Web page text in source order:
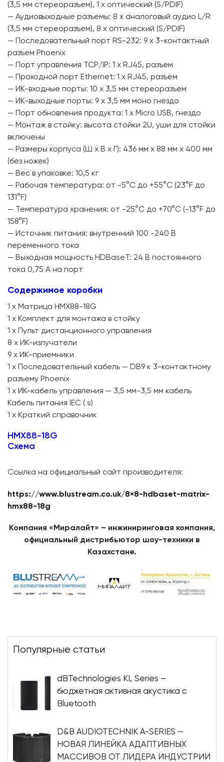
(3,5 мм стереоразъем), 1 x оптический (S/PDIF)
— Аудиовыходные разъемы: 8 x аналоговый аудио L/R
(3,5 мм стереоразъем), 8 x оптический (S/PDIF)
— Последовательный порт RS-232: 9 x 3-контактный
разъем Phoenix
— Порт управления TCP/IP: 1 x RJ45, разъем
— Проходной порт Ethernet: 1 x RJ45, разъем
— ИК-входные порты: 10 x 3,5 мм стереоразъем
— ИК-выходные порты: 9 x 3,5 мм моно гнездо
— Порт обновления продукта: 1 x Micro USB, гнездо
— Монтаж в стойку: высота стойки 2U, уши для стойки
включены
— Размеры корпуса (Ш x В x Г): 436 мм x 88 мм x 400 мм
(без ножек)
— Вес в упаковке: 10,5 кг
— Рабочая температура: от -5°C до +55°C (23°F до
131°F)
— Температура хранения: от -25°C до +70°C (-13°F до
158°F)
— Источник питания: внутренний 100 -240 В
переменного тока
— Выходная мощность HDBaseT: 24 В постоянного
тока 0,75 А на порт
Содержимое коробки
1 x Матрица HMX88-18G
1 x Комплект для монтажа в стойку
1 x Пульт дистанционного управления
8 x ИК-излучатели
9 x ИК-приемники
1 x Последовательный кабель — DB9 к 3-контактному
разъему Phoenix
1 x ИК-кабель управления — 3,5 мм-3,5 мм кабель
Кабель питания IEC ( s)
1 x Краткий справочник
HMX88-18G
Схема
Ссылка на официальный сайт производителя:
https://www.blustream.co.uk/8×8-hdbaset-matrix-
hmx88-18g
Компания «Миралайт» – инжиниринговая компания,
официальный дистрибьютор шоу-техники в
Казахстане.
Популярные статьи
dBTechnologies KL Series –
бюджетная активная акустика с
Bluetooth
D&B AUDIOTECHNIK A-SERIES —
НОВАЯ ЛИНЕЙКА АДАПТИВНЫХ
МАССИВОВ ОТ ЛИДЕРА ИНДУСТРИИ